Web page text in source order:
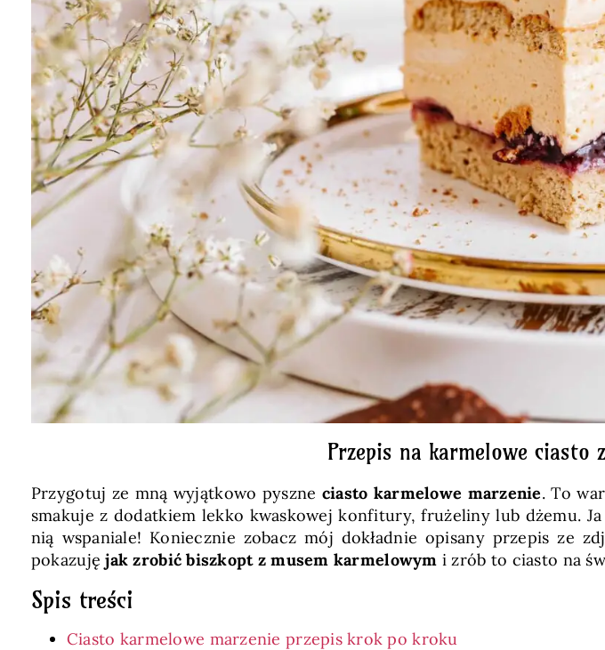
Przepis na karmelowe ciasto
Przygotuj ze mną wyjątkowo pyszne ciasto karmelowe marzenie. To
smakuje z dodatkiem lekko kwaskowej konfitury, frużeliny lub dżemu.
nią wspaniale! Koniecznie zobacz mój dokładnie opisany przepis
pokazujęjak zrobić biszkopt z musem karmelowym i zrób to ciasto na
Spis treści
Ciasto karmelowe marzenie przepis krok po kroku